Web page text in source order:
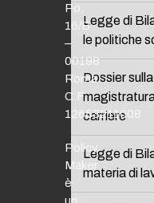
Legge di
le politiche
Dossier
carriere
Legge di
materia di
Po,
16/B
–
00198
Roma
C.F.
12653211008
Policy
Maker
è